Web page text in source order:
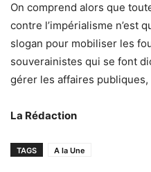
On comprend alors que
contre l’impérialisme n’est
slogan pour mobiliser les
souverainistes qui se font
gérer les affaires publiques,
La Rédaction
TAGS A la Une